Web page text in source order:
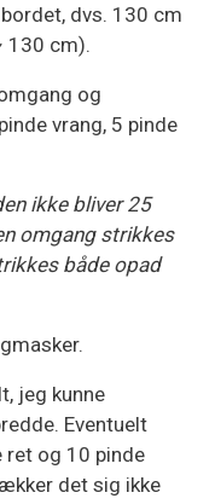
dvs. 130 cm
130 cm).
og
vrang, 5 pinde
ikke bliver 25
omgang strikkes
både opad
jeg kunne
Eventuelt
og 10 pinde
det sig ikke